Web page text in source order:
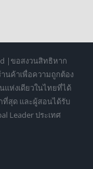
|ขอสงวนสิทธิหาก
นค้าเพื่อความถูกต้อง
แห่งเดียวในไทยที่ได้
ที่สุด และผู้สอนได้รับ
Leader ประเทศ